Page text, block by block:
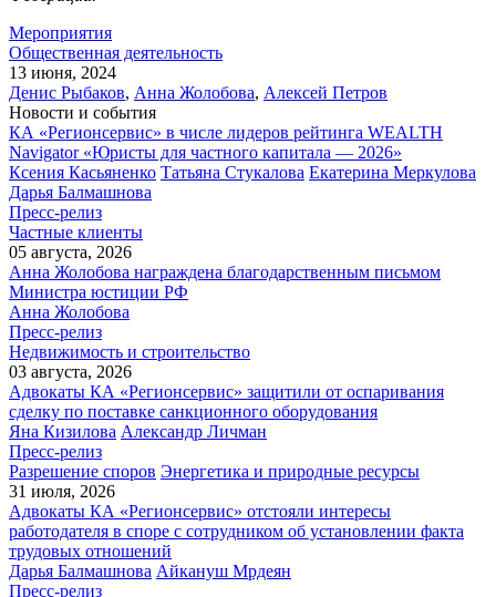
Мероприятия
Общественная деятельность
13 июня, 2024
Денис Рыбаков, Анна Жолобова, Алексей Петров
Новости и события
КА «Регионсервис» в числе лидеров рейтинга WEALTH
Navigator «Юристы для частного капитала — 2026»
Ксения Касьяненко Татьяна Стукалова Екатерина Меркулова
Дарья Балмашнова
Пресс-релиз
Частные клиенты
05 августа, 2026
Анна Жолобова награждена благодарственным письмом
Министра юстиции РФ
Анна Жолобова
Пресс-релиз
Недвижимость и строительство
03 августа, 2026
Адвокаты КА «Регионсервис» защитили от оспаривания
сделку по поставке санкционного оборудования
Яна Кизилова Александр Личман
Пресс-релиз
Разрешение споров Энергетика и природные ресурсы
31 июля, 2026
Адвокаты КА «Регионсервис» отстояли интересы
работодателя в споре с сотрудником об установлении факта
трудовых отношений
Дарья Балмашнова Айкануш Мрдеян
Пресс-релиз